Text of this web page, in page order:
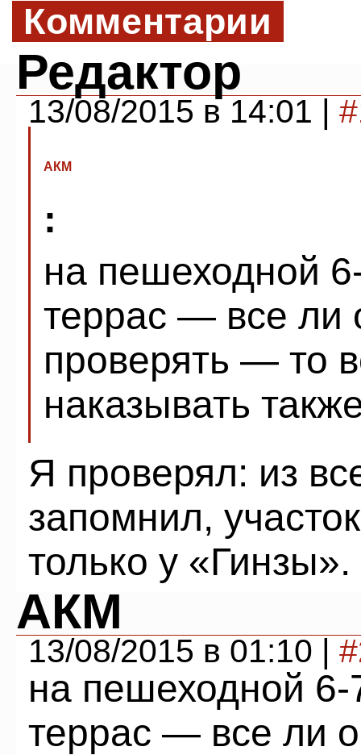
Комментарии
Редактор
13/08/2015 в 14:01 |
АКМ
:
на пешеходной
террас — все ли
проверять — то
наказывать
Я проверял: из
запомнил,
только у «Гинзы».
АКМ
13/08/2015 в 01:10 |
на пешеходной
террас — все ли